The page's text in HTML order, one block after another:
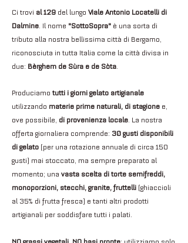
Ci trovi al 129 del lungo Viale Antonio Locatelli di
Dalmine. Il nome "SottoSopra" è una sorta di
tributo alla nostra bellissima città di Bergamo,
riconosciuta in tutta Italia come la città divisa in
due: Bèrghem de Sùra e de Sòta.
Produciamo tutti i giorni gelato artigianale
utilizzando materie prime naturali, di stagione e,
ove possibile, di provenienza locale. La nostra
offerta giornaliera comprende: 30 gusti disponibili
di gelato
(per una rotazione annuale di circa 150
gusti) mai stoccato, ma sempre preparato al
momento; una vasta scelta di torte semifreddi,
monoporzioni, stecchi, granite, fruttelli (ghiaccioli
al 35% di frutta fresca) e tanti altri prodotti
artigianali per soddisfare tutti i palati.